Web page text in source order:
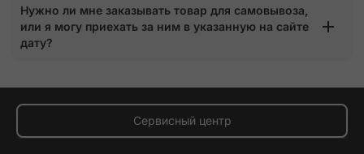
Нужно ли мне заказывать товар для самовывоза,
или я могу приехать за ним в указанную на сайте
дату?
Сервисный центр